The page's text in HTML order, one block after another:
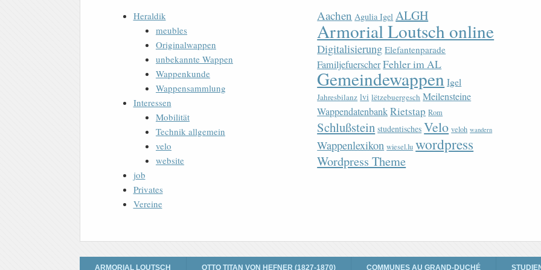
Heraldik
meubles
Originalwappen
unbekannte Wappen
Wappenkunde
Wappensammlung
Interessen
Mobilität
Technik allgemein
velo
website
job
Privates
Vereine
Aachen Agulia Igel ALGH
Armorial Loutsch online
Digitalisierung Elefantenparade
FamiljefuerscherFehler im AL
Gemeindewappen Igel
Jahresbilanz lvi lëtzebuergesch Meilensteine
WappendatenbankRietstap Rom
Schlußstein studentisches Velo veloh wandern
Wappenlexikon wiesel.lu wordpress
Wordpress Theme
ARMORIAL LOUTSCH OTTO TITAN VON HEFNER (1827-1870) COMMUNES AU GRAND-DUCHÉ